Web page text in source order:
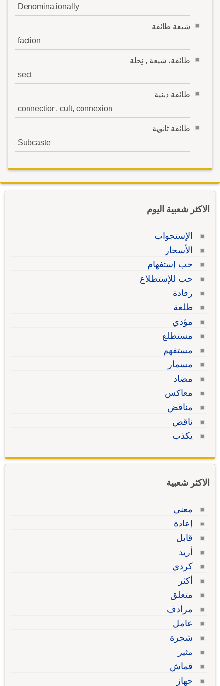
Denominationally
شيعة طائفة
faction
طائفة، شيعة , نِحلة
sect
طائفة دينية
connection, cult, connexion
طائفة ثانوية
Subcaste
الاكثر شعبية اليوم
الإستجواب
الأسحار
حب إستفهام
حب للإستطلاع
رفادة
طلعة
مؤذي
مستطلع
مستفهم
مسمار
مضاد
معاكس
مناقض
ناقض
يكذب
الاكثر شعبية
معنى
إعادة
قابل
أريد
كردي
أكثر
متعلق
مرادف
عامل
شجرة
مثير
قماش
جهاز